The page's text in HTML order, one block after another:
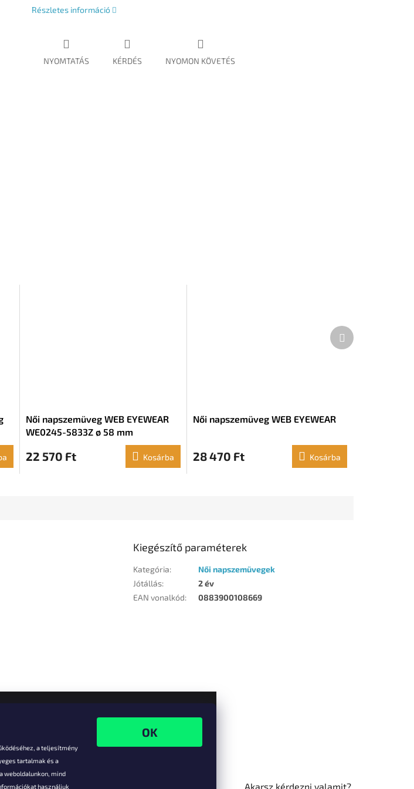
a teljesítmény
tartalmak és a
weboldalunkon, mind
használjuk
Részletes információ
NYOMTATÁS KÉRDÉS NYOMON KÖVETÉS
Női napszemüveg WEB EYEWEAR
WE0245-5833Z ø 58 mm
22 570 Ft Kosárba
Női napszemüveg WEB EYEWEAR
28 470 Ft Kosárba
Következő
termék
Kiegészítő paraméterek
Kategória:
Női napszemüvegek
Jótállás:
2 év
EAN vonalkód: 0883900108669
Akarsz kérdezni valamit?